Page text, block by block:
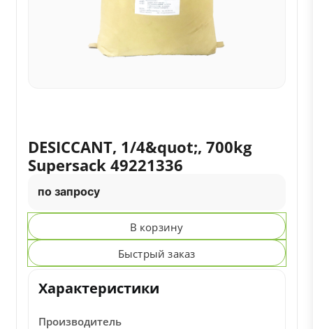
DESICCANT, 1/4&quot;, 700kg
Supersack 49221336
по запросу
В корзину
Быстрый заказ
Характеристики
Производитель